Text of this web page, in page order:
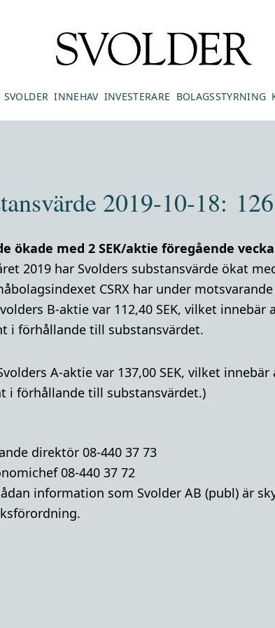
SVOLDER INNEHAV INVESTERARE BOLAGSSTYRNING
2019-10-18:
ökade med 2 SEK/aktie föregående
2019 har Svolders substansvärde ökat
CSRX har under
B-aktie var 112,40 SEK, vilket
i förhållande till substansvärdet.
A-aktie var 137,00 SEK, vilket
i förhållande till substansvärdet.)
direktör 08-440 37 73
08-440 37 72
information som Svolder AB (publ) är